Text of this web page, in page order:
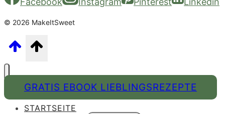
© 2026 MakeItSweet
GRATIS EBOOK LIEBLINGSREZEPTE
STARTSEITE